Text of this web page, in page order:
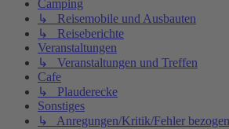
Camping
↳ Reisemobile und Ausbauten
↳ Reiseberichte
Veranstaltungen
↳ Veranstaltungen und Treffen
Cafe
↳ Plauderecke
Sonstiges
↳ Anregungen/Kritik/Fehler bezogen